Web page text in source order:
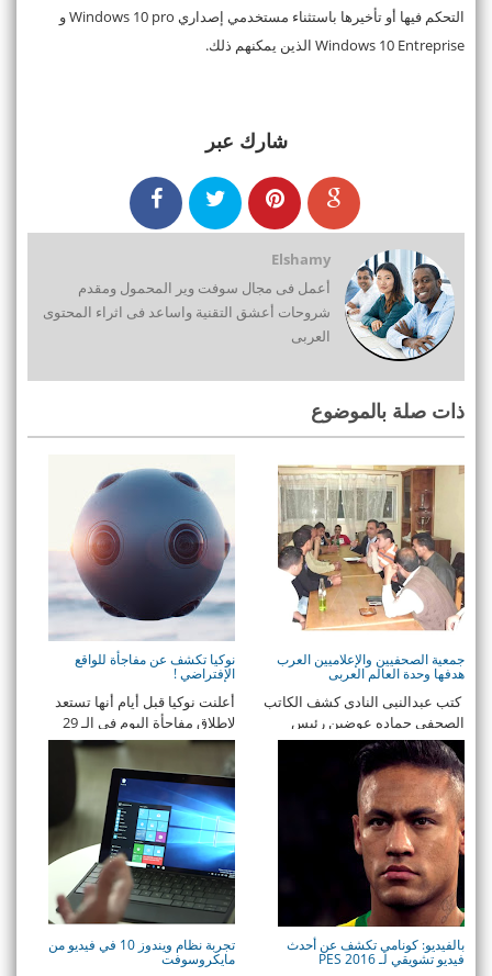
التحكم فيها أو تأخيرها باستثناء مستخدمي إصداري Windows 10 pro و
Windows 10 Entreprise الذين يمكنهم ذلك.
شارك عبر
Elshamy
أعمل فى مجال سوفت وير المحمول ومقدم
شروحات أعشق التقنية واساعد فى اثراء المحتوى
العربى
ذات صلة بالموضوع
جمعية الصحفيين والإعلاميين العرب
هدفها وحدة العالم العربى
كتب عبدالنبى النادى كشف الكاتب
الصحفى حماده عوضين رئيس
جمعية ال ...
نوكيا تكشف عن مفاجأة للواقع
الإفتراضي !
أعلنت نوكيا قبل أيام أنها تستعد
لإطلاق مفاجأة اليوم في الـ 29
يوليو، وكل م ...
بالفيديو: كونامي تكشف عن أحدث
فيديو تشويقي لـ PES 2016
تجربة نظام ويندوز 10 في فيديو من
مايكروسوفت